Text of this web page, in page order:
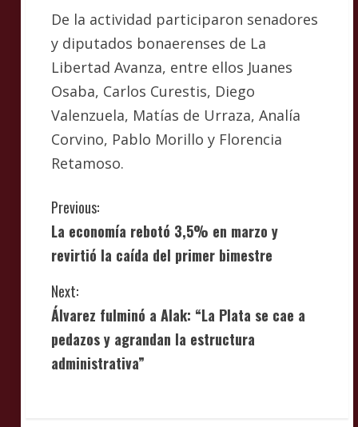
De la actividad participaron senadores
y diputados bonaerenses de La
Libertad Avanza, entre ellos Juanes
Osaba, Carlos Curestis, Diego
Valenzuela, Matías de Urraza, Analía
Corvino, Pablo Morillo y Florencia
Retamoso.
C
o
n
t
i
n
Previous:
La economía rebotó 3,5% en marzo y
revirtió la caída del primer bimestre
Next:
Álvarez fulminó a Alak: “La Plata se cae a
pedazos y agrandan la estructura
administrativa”